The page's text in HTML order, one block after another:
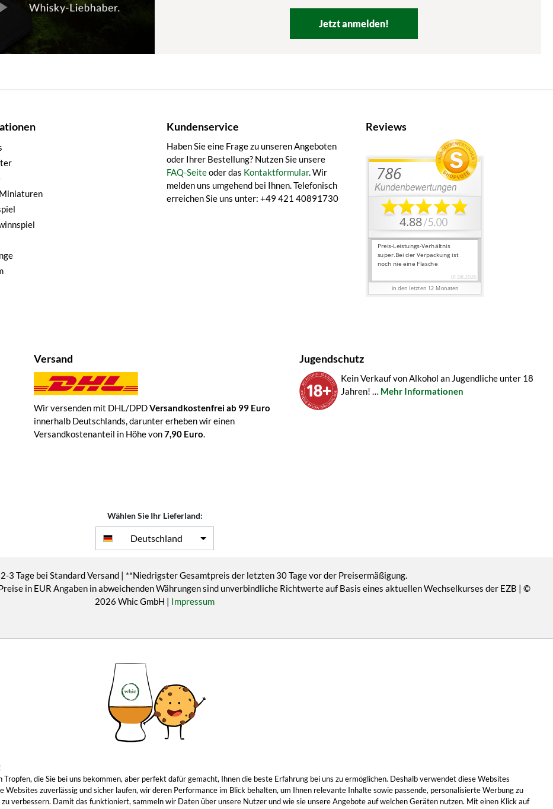
Jetzt anmelden!
Kundenservice
Haben Sie eine Frage zu unseren Angeboten
oder Ihrer Bestellung? Nutzen Sie unsere
FAQ-Seiteoder das Kontaktformular. Wir
melden uns umgehend bei Ihnen. Telefonisch
erreichen Sie uns unter: +49 421 40891730
Reviews
Versand
Wir versenden mit DHL/DPDVersandkostenfrei ab 99 Euro
innerhalb Deutschlands, darunter erheben wir einen
Versandkostenanteil in Höhe von7,90 Euro.
Jugendschutz
Kein Verkauf von Alkohol an Jugendliche unter 18
Jahren! … Mehr Informationen
Wählen Sie Ihr Lieferland:
Deutschland
3 Tage bei Standard Versand | **Niedrigster Gesamtpreis der letzten 30 Tage vor der Preisermäßigung.
in EUR Angaben in abweichenden Währungen sind unverbindliche Richtwerte auf Basis eines aktuellen Wechselkurses der EZB | ©
2026 Whic GmbH | Impressum
die Sie bei uns bekommen, aber perfekt dafür gemacht, Ihnen die beste Erfahrung bei uns zu ermöglichen. Deshalb verwendet diese Websites
Websites zuverlässig und sicher laufen, wir deren Performance im Blick behalten, um Ihnen relevante Inhalte sowie passende, personalisierte Werbung zu
verbessern. Damit das funktioniert, sammeln wir Daten über unsere Nutzer und wie sie unsere Angebote auf welchen Geräten nutzen. Mit einen Klick auf